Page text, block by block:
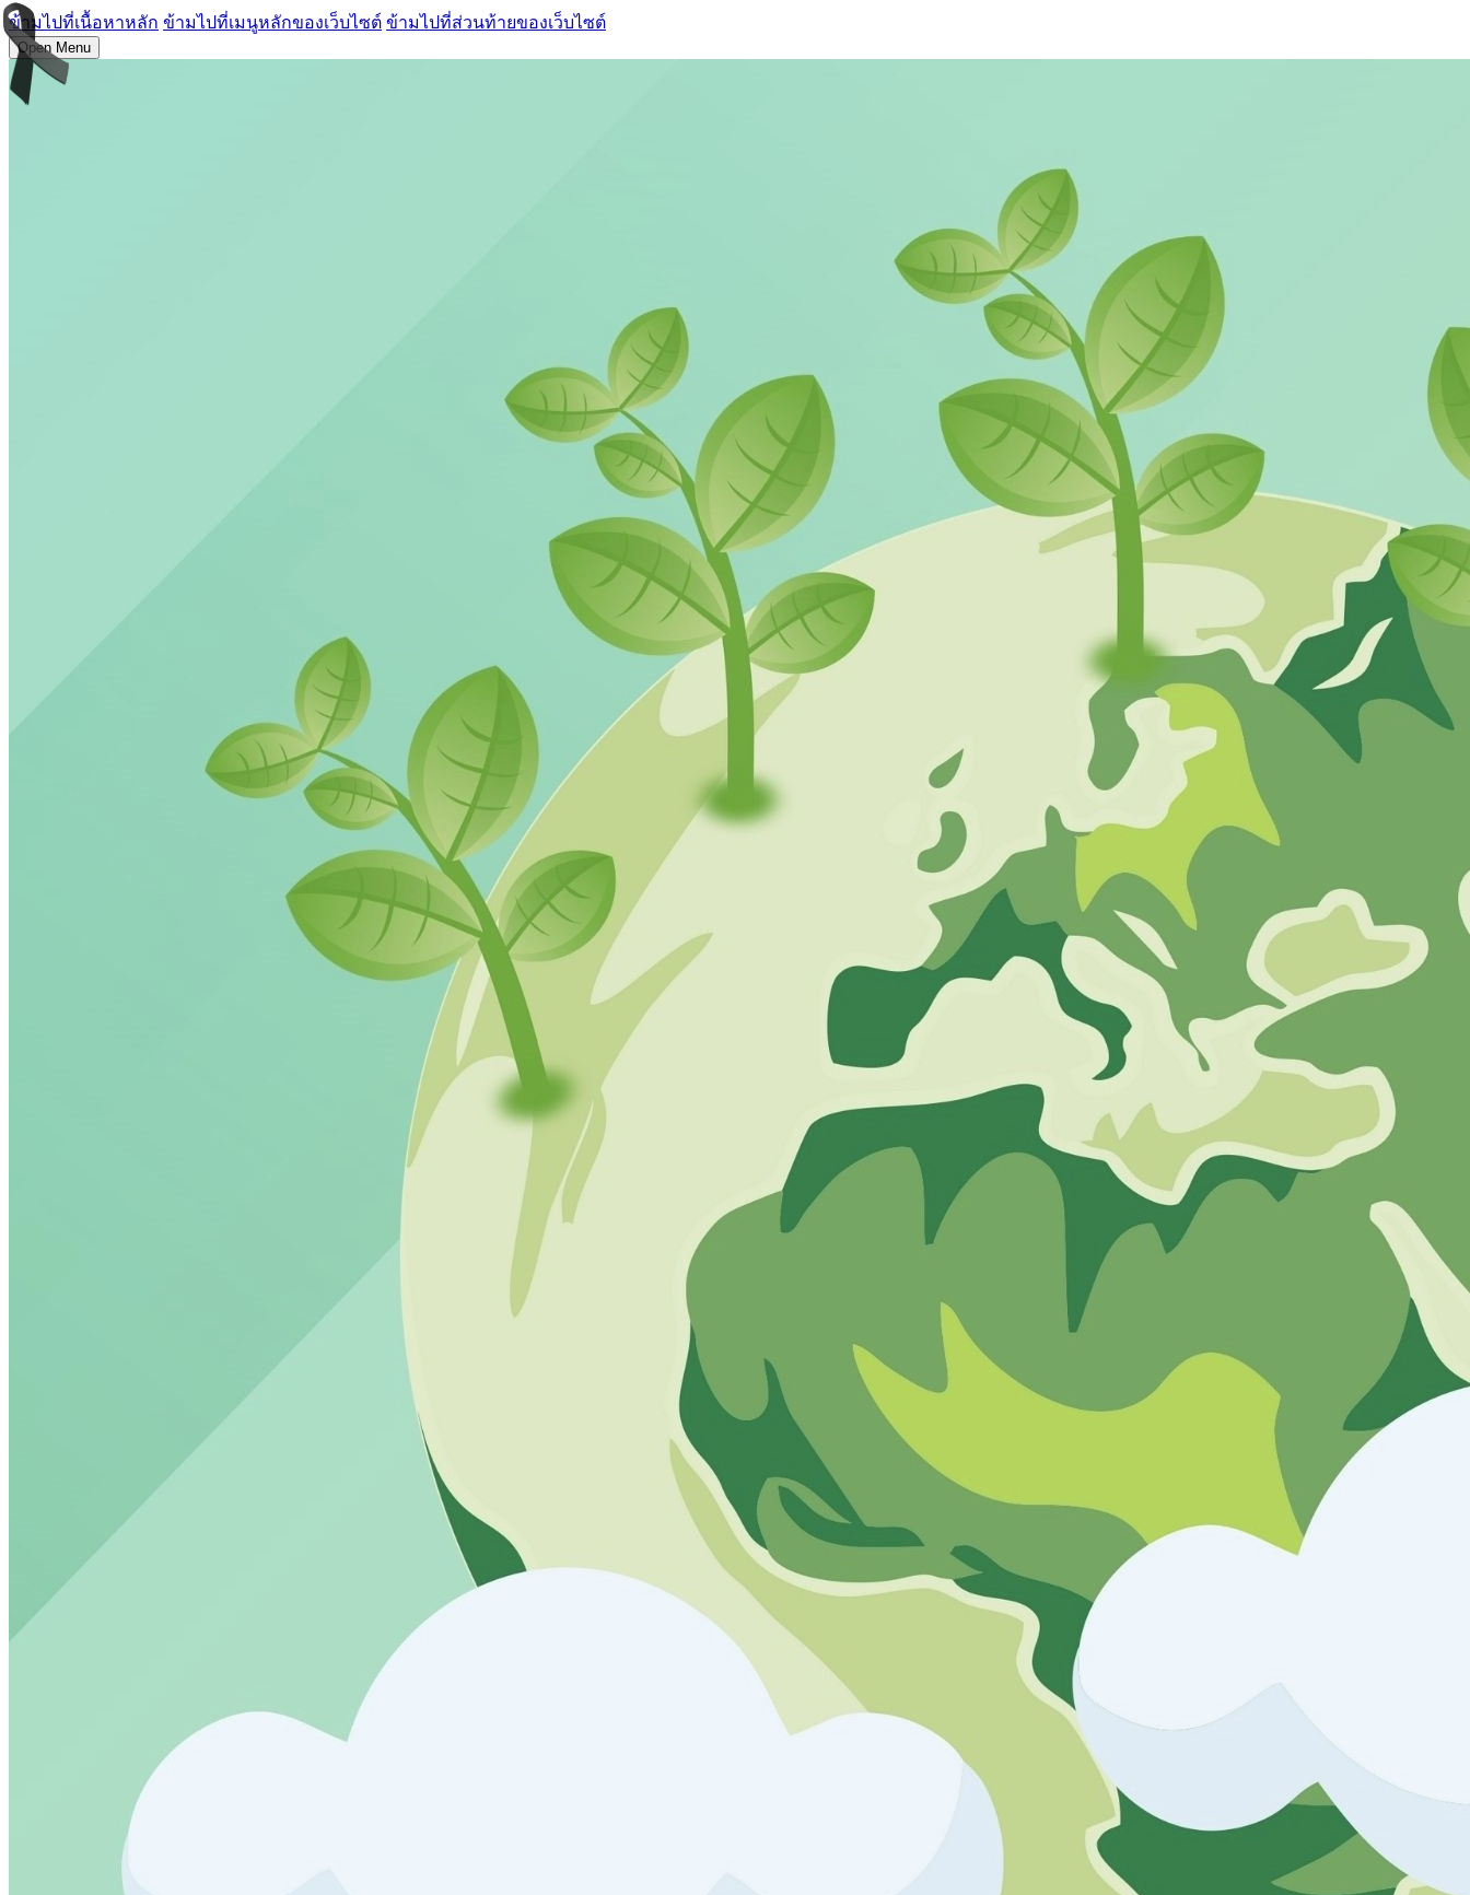
ข้ามไปที่เนื้อหาหลัก ข้ามไปที่เมนูหลักของเว็บไซต์ ข้ามไปที่ส่วนท้ายของเว็บไซต์
Open Menu